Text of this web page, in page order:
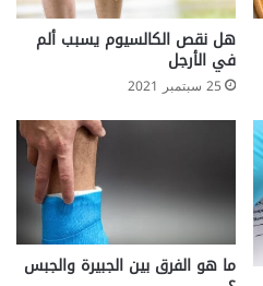
هل نقص الكالسيوم يسبب ألم
في الأرجل
25 سبتمبر 2021
ما هو الفرق بين الجبيرة والجبس